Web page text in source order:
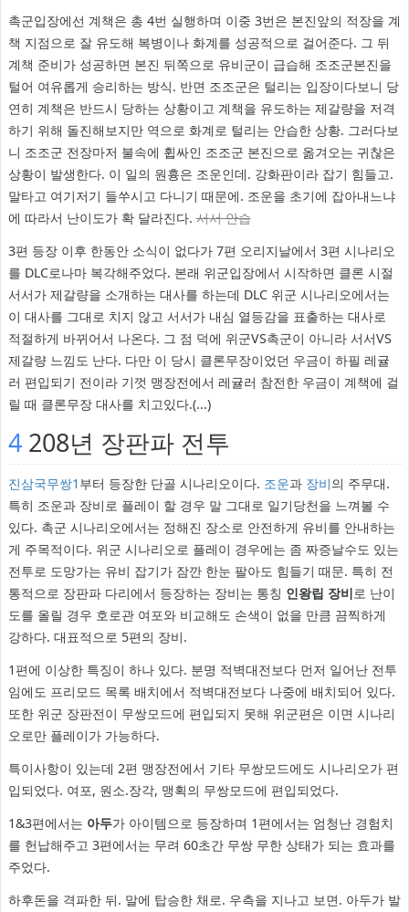
촉군입장에선 계책은 총 4번 실행하며 이중 3번은 본진앞의 적장을 계
책 지점으로 잘 유도해 복병이나 화계를 성공적으로 걸어준다. 그 뒤
계책 준비가 성공하면 본진 뒤쪽으로 유비군이 급습해 조조군본진을
털어 여유롭게 승리하는 방식. 반면 조조군은 털리는 입장이다보니 당
연히 계책은 반드시 당하는 상황이고 계책을 유도하는 제갈량을 저격
하기 위해 돌진해보지만 역으로 화계로 털리는 안습한 상황. 그러다보
니 조조군 전장마저 불속에 휩싸인 조조군 본진으로 옮겨오는 귀찮은
상황이 발생한다. 이 일의 원흉은 조운인데. 강화판이라 잡기 힘들고.
말타고 여기저기 들쑤시고 다니기 때문에. 조운을 초기에 잡아내느냐
에 따라서 난이도가 확 달라진다.서서 안습
3편 등장 이후 한동안 소식이 없다가 7편 오리지날에서 3편 시나리오
를 DLC로나마 복각해주었다. 본래 위군입장에서 시작하면 클론 시절
서서가 제갈량을 소개하는 대사를 하는데 DLC 위군 시나리오에서는
이 대사를 그대로 치지 않고 서서가 내심 열등감을 표출하는 대사로
적절하게 바뀌어서 나온다. 그 점 덕에 위군VS촉군이 아니라 서서VS
제갈량 느낌도 난다. 다만 이 당시 클론무장이었던 우금이 하필 레귤
러 편입되기 전이라 기껏 맹장전에서 레귤러 참전한 우금이 계책에 걸
릴 때 클론무장 대사를 치고있다.(...)
4208년 장판파 전투
진삼국무쌍1 부터 등장한 단골 시나리오이다. 조운과 장비의 주무대.
특히 조운과 장비로 플레이 할 경우 말 그대로 일기당천을 느껴볼 수
있다. 촉군 시나리오에서는 정해진 장소로 안전하게 유비를 안내하는
게 주목적이다. 위군 시나리오로 플레이 경우에는 좀 짜증날수도 있는
전투로 도망가는 유비 잡기가 잠깐 한눈 팔아도 힘들기 때문. 특히 전
통적으로 장판파 다리에서 등장하는 장비는 통칭 인왕립 장비로 난이
도를 올릴 경우 호로관 여포와 비교해도 손색이 없을 만큼 끔찍하게
강하다. 대표적으로 5편의 장비.
1편에 이상한 특징이 하나 있다. 분명 적벽대전보다 먼저 일어난 전투
임에도 프리모드 목록 배치에서 적벽대전보다 나중에 배치되어 있다.
또한 위군 장판전이 무쌍모드에 편입되지 못해 위군편은 이면 시나리
오로만 플레이가 가능하다.
특이사항이 있는데 2편 맹장전에서 기타 무쌍모드에도 시나리오가 편
입되었다. 여포, 원소.장각, 맹획의 무쌍모드에 편입되었다.
1&3편에서는 아두가 아이템으로 등장하며 1편에서는 엄청난 경험치
를 헌납해주고 3편에서는 무려 60초간 무쌍 무한 상태가 되는 효과를
주었다.
하후돈을 격파한 뒤. 말에 탑승한 채로. 우측을 지나고 보면. 아두가 발